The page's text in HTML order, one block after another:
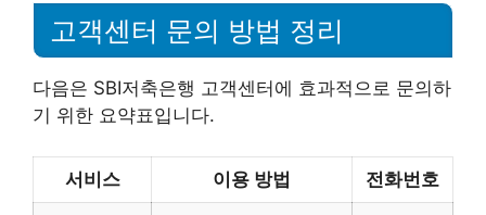
고객센터 문의 방법 정리
다음은 SBI저축은행 고객센터에 효과적으로 문의하
기 위한 요약표입니다.
서비스 이용 방법 전화번호